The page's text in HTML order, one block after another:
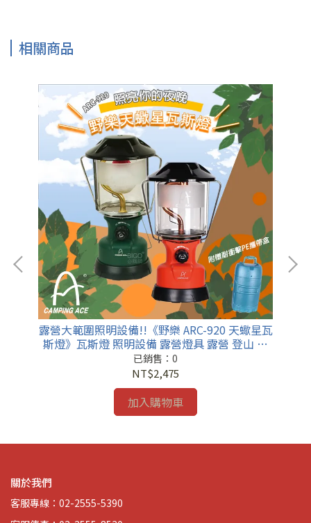
相關商品
露營大範圍照明設備!!《野樂 ARC-920 天蠍星瓦
斯燈》瓦斯燈 照明設備 露營燈具 露營 登山 戶
外
已銷售：0
NT$2,475
加入購物車
關於我們
客服專線：02-2555-5390